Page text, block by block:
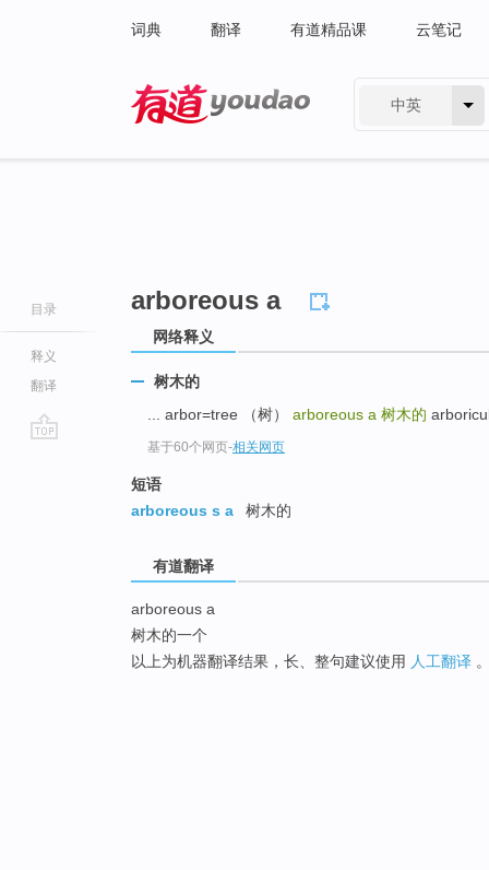
词典 翻译 有道精品课 云笔记
中英
目录
释义
翻译
arboreous a
网络释义
树木的
... arbor=tree （树） arboreous a 树木的
基于60个网页-相关网页
短语
arboreous s a
树木的
有道翻译
arboreous a
树木的一个
以上为机器翻译结果，长、整句建议使用 人工翻译